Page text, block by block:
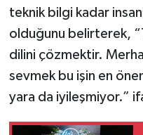
teknik bilgi kadar
olduğunu belirterek,
dilini çözmektir.
sevmek bu işin en
yara da iyileşmiyor.”